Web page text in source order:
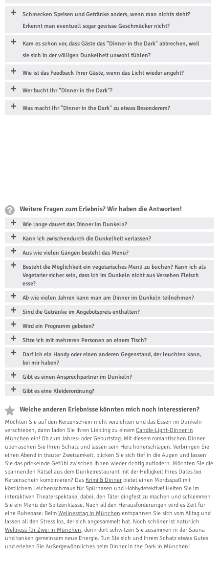
Schmecken Speisen und Getränke anders, wenn man nichts sieht?
Erkennt man eventuell sogar gewisse Geschmäcker nicht?
Kam es schon vor, dass Gäste das "Dinner in the Dark" abbrechen, weil
sie sich in der völligen Dunkelheit unwohl fühlen?
Wie ist das Feedback Ihrer Gäste, wenn das Licht wieder angeht?
Wer bucht Ihr "Dinner in the Dark"?
Was macht Ihr "Dinner in the Dark" zu etwas Besonderem?
Weitere Fragen zum Erlebnis? Wir haben die Antworten!
Wie lange dauert das Dinner im Dunkeln?
Kann ich zwischendurch die Dunkelheit verlassen?
Aus wie vielen Gängen besteht das Menü?
Besteht die Möglichkeit ein vegetarisches Menü zu buchen? Kann ich als
Vegetarier sicher sein, dass ich im Dunkeln nicht aus Versehen Fleisch
esse?
Ab wie vielen Jahren kann man am Dinner im Dunkeln teilnehmen?
Sind die Getränke im Angebotspreis enthalten?
Wird ein Programm geboten?
Sitze ich mit mehreren Personen an einem Tisch?
Darf ich ein Handy oder einen anderen Gegenstand, der leuchten kann,
bei mir haben?
Gibt es einen Ansprechpartner im Dunkeln?
Gibt es eine Kleiderordnung?
Welche anderen Erlebnisse könnten mich noch interessieren?
Möchten Sie auf den Kerzenschein nicht verzichten und das Essen im Dunkeln
verschieben, dann laden Sie Ihren Liebling zu einem Candle-Light-Dinner in
München ein! Ob zum Jahres- oder Geburtstag: Mit diesem romantischen Dinner
überraschen Sie Ihren Schatz und lassen sein Herz höherschlagen. Verbringen Sie
einen Abend in trauter Zweisamkeit, blicken Sie sich tief in die Augen und lassen
Sie das prickelnde Gefühl zwischen Ihnen wieder richtig auflodern. Möchten Sie die
spannenden Rätsel aus dem Dunkelrestaurant mit der Helligkeit Ihres Dates bei
Kerzenschein kombinieren? Das Krimi & Dinner bietet einen Mordsspaß mit
köstlichem Leichenschmaus für Spürnasen und Hobbydetektive! Helfen Sie im
interaktiven Theaterspektakel dabei, den Täter dingfest zu machen und schlemmen
Sie ein Menü der Spitzenklasse. Nach all den Herausforderungen wird es Zeit für
eine Ruheoase: Beim Wellnesstag in München entspannen Sie sich vom Alltag und
lassen all den Stress los, der sich angesammelt hat. Noch schöner ist natürlich
Wellness für Zwei in München, denn dort schwitzen Sie zusammen in der Sauna
und tanken gemeinsam neue Energie. Tun Sie sich und Ihrem Schatz etwas Gutes
und erleben Sie Außergewöhnliches beim Dinner in the Dark in München!